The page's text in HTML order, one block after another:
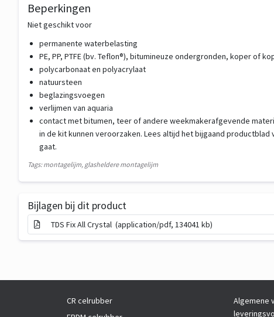
Beperkingen
Niet geschikt voor
permanente waterbelasting
PE, PP, PTFE (bv. Teflon®), bitumineuze ondergronden, koper of
polycarbonaat en polyacrylaat
natuursteen
beglazingsvoegen
verlijmen van aquaria
contact met bitumen, teer of andere weekmakerafgevende
in de kit kunnen veroorzaken. Lees altijd het bijgaand
gaat.
Tags: montagelijm, glasheldere montagelijm
Bijlagen bij dit product
TDS Fix All Crystal (application/pdf, 134041 kb)
CR celrubber
Algemene